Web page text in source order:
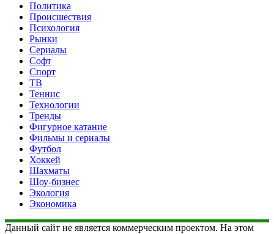
Политика
Происшествия
Психология
Рынки
Сериалы
Софт
Спорт
ТВ
Теннис
Технологии
Тренды
Фигурное катание
Фильмы и сериалы
Футбол
Хоккей
Шахматы
Шоу-бизнес
Экология
Экономика
Данный сайт не является коммерческим проектом. На этом